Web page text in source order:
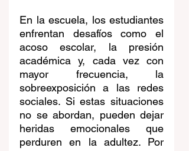
En la escuela, los estudiantes
enfrentan desafíos como el
acoso escolar, la presión
académica y, cada vez con
mayor frecuencia, la
sobreexposición a las redes
sociales. Si estas situaciones
no se abordan, pueden dejar
heridas emocionales que
perduren en la adultez. Por